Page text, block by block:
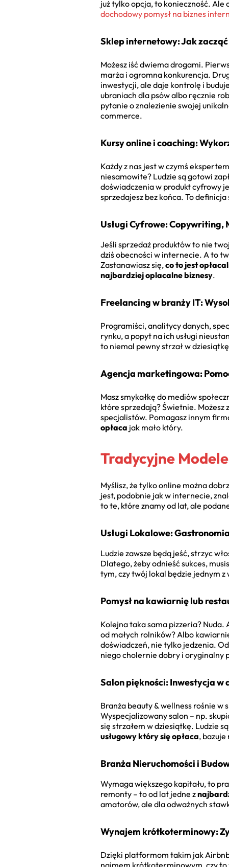
już tylko opcja, to konieczność. Ale
dochodowy pomysł na biznes
Sklep internetowy: Jak
Możesz iść dwiema drogami.
marża i ogromna konkurencja.
inwestycji, ale daje kontrolę i
ubraniach dla psów albo ręcznie
pytanie o znalezienie swojej
commerce.
Kursy online i coaching:
Każdy z nas jest w czymś
niesamowite? Ludzie są gotowi
doświadczenia w produkt cyfrowy
sprzedajesz bez końca. To
Usługi Cyfrowe:
Jeśli sprzedaż produktów to nie
dziś obecności w internecie. A to
Zastanawiasz się,co to jest
najbardziej oplacalne biznesy.
Freelancing w branży IT:
Programiści, analitycy danych,
rynku, a popyt na ich usługi
to niemal pewny strzał w
Agencja marketingowa:
Masz smykałkę do mediów
które sprzedają? Świetnie. Możesz
specjalistów. Pomagasz innym
opłaca jak mało który.
Tradycyjne
Myślisz, że tylko online można
jest, podobnie jak w internecie,
to te, które znamy od lat, ale
Usługi Lokalowe:
Ludzie zawsze będą jeść, strzyc
Dlatego, żeby odnieść sukces,
tym, czy twój lokal będzie jednym
Pomysł na kawiarnię lub
Kolejna taka sama pizzeria?
od małych rolników? Albo
doświadczeń, nie tylko jedzenia.
niego cholernie dobry i oryginalny
Salon piękności: Inwestycja
Branża beauty & wellness rośnie w
Wyspecjalizowany salon – np.
się strzałem w dziesiątkę. Ludzie
usługowy który się opłaca,
Branża Nieruchomości i
Wymaga większego kapitału, to
remonty – to od lat jedne z
amatorów, ale dla odważnych
Wynajem krótkoterminowy:
Dzięki platformom takim jak
najmem krótkoterminowym, czy to